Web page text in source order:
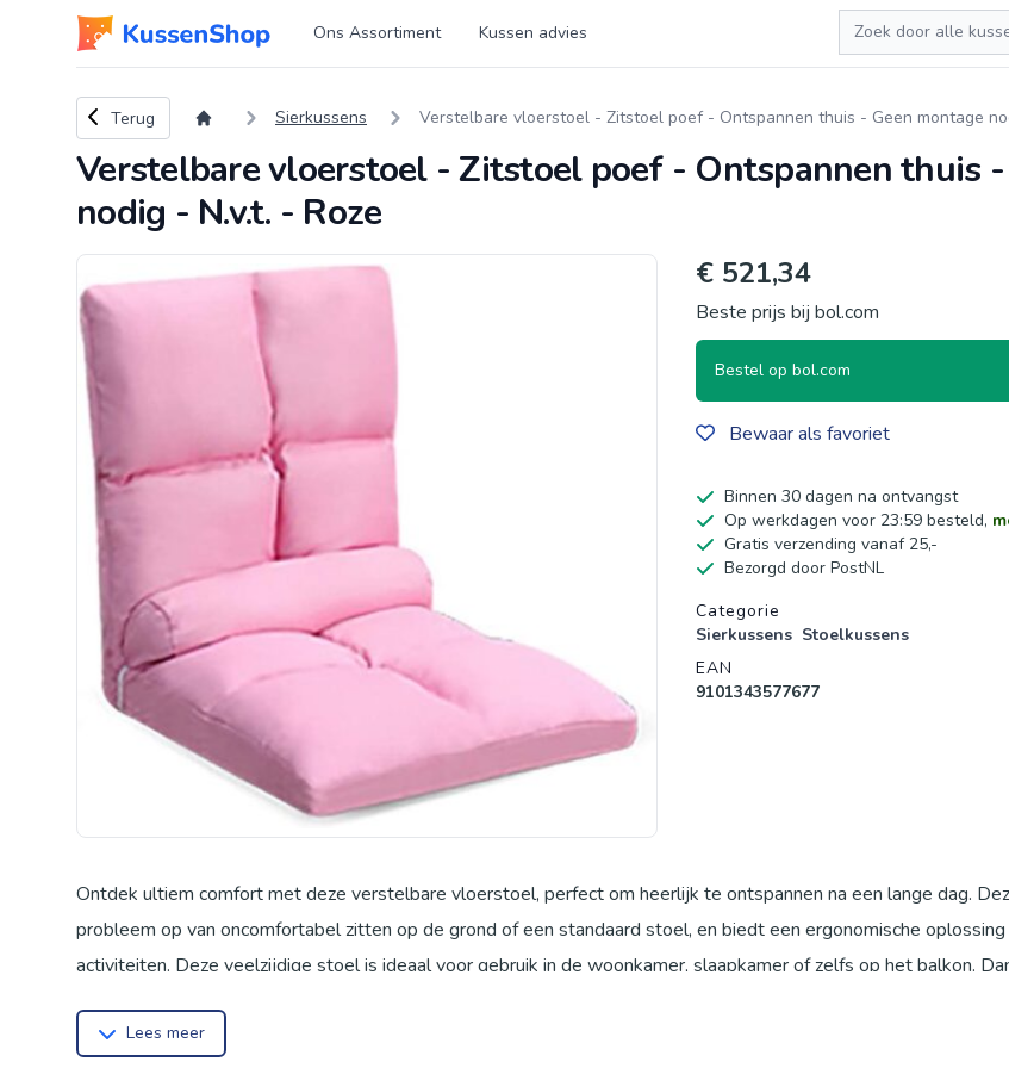
Logo www.kussenshop.nl Ons Assortiment Kussen advies
Zoeken
Terug naar overzicht
Terug Sierkussens Verstelbare vloerstoel - Zitstoel poef - Ontspannen thuis - Geen montage
Verstelbare vloerstoel - Zitstoel poef - Ontspannen thuis
nodig - N.v.t. - Roze
€ 521,34
Beste prijs bij bol.com
Bestel op bol.com
Bewaar als favoriet
Binnen 30 dagen na ontvangst
Op werkdagen voor 23:59 besteld,
Gratis verzending vanaf 25,-
Bezorgd door PostNL
Productgegevens
Categorie
Sierkussens Stoelkussens
EAN
9101343577677
Ontdek ultiem comfort met deze verstelbare vloerstoel, perfect om heerlijk te ontspannen na een lange dag.
probleem op van oncomfortabel zitten op de grond of een standaard stoel, en biedt een ergonomische
activiteiten. Deze veelzijdige stoel is ideaal voor gebruik in de woonkamer, slaapkamer of zelfs op het balkon.
moment van rust. De dikke, zachte spons vulling zorgt voor uitstekende ondersteuning van uw rug, nek en
Lees meer